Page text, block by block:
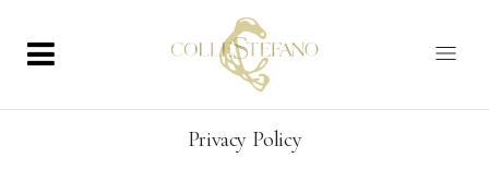
Privacy Policy